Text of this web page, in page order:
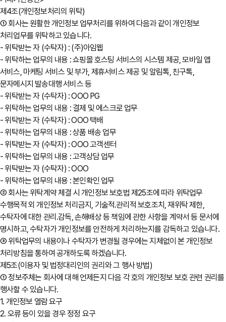
제4조(개인정보처리의 위탁)
① 회사는 원활한 개인정보 업무처리를 위하여 다음과 같이 개인정보
처리업무를 위탁하고 있습니다.
- 위탁받는 자 (수탁자) : (주)아임웹
- 위탁하는 업무의 내용 : 쇼핑몰 호스팅 서비스의 시스템 제공, 모바일 앱
서비스, 마케팅 서비스 및 부가, 제휴서비스 제공 및 알림톡, 친구톡,
문자메시지 발송대행 서비스 등
- 위탁받는 자 (수탁자) : OOO PG
- 위탁하는 업무의 내용 : 결제 및 에스크로 업무
- 위탁받는 자 (수탁자) : OOO 택배
- 위탁하는 업무의 내용 : 상품 배송 업무
- 위탁받는 자 (수탁자) : OOO 고객센터
- 위탁하는 업무의 내용 : 고객상담 업무
- 위탁받는 자 (수탁자) : OOO
- 위탁하는 업무의 내용 : 본인확인 업무
② 회사는 위탁계약 체결 시 개인정보 보호법 제25조에 따라 위탁업무
수행목적 외 개인정보 처리금지, 기술적․관리적 보호조치, 재위탁 제한,
수탁자에 대한 관리․감독, 손해배상 등 책임에 관한 사항을 계약서 등 문서에
명시하고, 수탁자가 개인정보를 안전하게 처리하는지를 감독하고 있습니다.
③ 위탁업무의 내용이나 수탁자가 변경될 경우에는 지체없이 본 개인정보
처리방침을 통하여 공개하도록 하겠습니다.
제5조(이용자 및 법정대리인의 권리와 그 행사 방법)
① 정보주체는 회사에 대해 언제든지 다음 각 호의 개인정보 보호 관련 권리를
행사할 수 있습니다.
1. 개인정보 열람 요구
2. 오류 등이 있을 경우 정정 요구